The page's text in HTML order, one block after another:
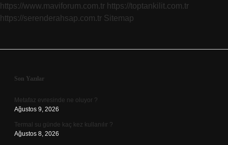
https://www.maviforum.com.tr https://toptankilit.com.tr
https://serenderahsap.com.tr Sitemap
Sidebar
Son Yazılar
Metafaz evresinde ne oluyor ?
Ağustos 9, 2026
Termal su günde kaç kez kullanılır ?
Ağustos 8, 2026